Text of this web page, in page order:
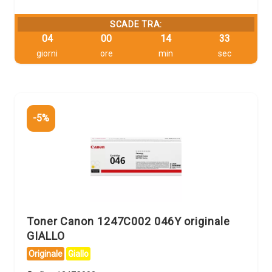
SCADE TRA:
04
giorni
00
ore
14
min
32
sec
-5%
Toner Canon 1247C002 046Y originale
GIALLO
Originale Giallo